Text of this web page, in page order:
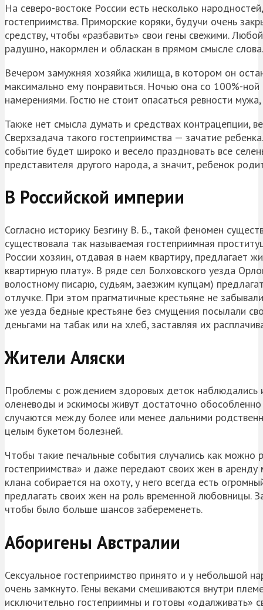
На северо-востоке России есть несколько
гостеприимства. Приморские коряки, будучи очень
средству, чтобы «разбавить» свои гены свежими.
радушно, накормлен и обласкан в прямом смысле слова.
Вечером замужняя хозяйка жилища, в котором он
максимально ему понравиться. Ночью она со 100%-
намерениями. Гостю не стоит опасаться ревности
Также нет смысла думать и средствах контрацепции,
Сверхзадача такого гостеприимства — зачатие
событие будет широко и весело праздновать все
представителя другого народа, а значит, ребенок
В Российской империи
Согласно историку Безгину В. Б., такой феномен
существовала так называемая гостеприимная
России хозяин, отдавая в наем квартиру, предлагает
квартирную плату». В ряде сел Болховского уезда
волостному писарю, судьям, заезжим купцам)
отлучке. При этом прагматичные крестьяне не
же уезда бедные крестьяне без смущения посылали
деньгами на табак или на хлеб, заставляя их
Жители Аляски
Проблемы с рождением здоровых деток наблюдались
оленеводы и эскимосы живут достаточно
случаются между более или менее дальними
целым букетом болезней.
Чтобы такие печальные события случались как
гостеприимства» и даже передают своих жен в
клана собирается на охоту, у него всегда есть
предлагать своих жен на роль временной
чтобы было больше шансов забеременеть.
Аборигены Австралии
Сексуальное гостеприимство принято и у небольшой
очень замкнуто. Гены веками смешиваются внутри
исключительно гостеприимны и готовы